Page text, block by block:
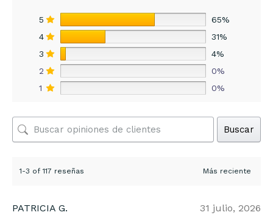
5
65%
4
31%
3
4%
2
0%
1
0%
Buscar
1-3 of 117 reseñas
PATRICIA G. 31 julio, 2026